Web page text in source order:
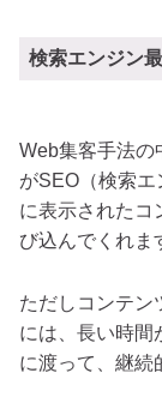
検索エンジン
Web集客手法の
がSEO（検索
に表示されたコ
び込んでくれま
ただしコンテン
には、長い時間
に渡って、継続